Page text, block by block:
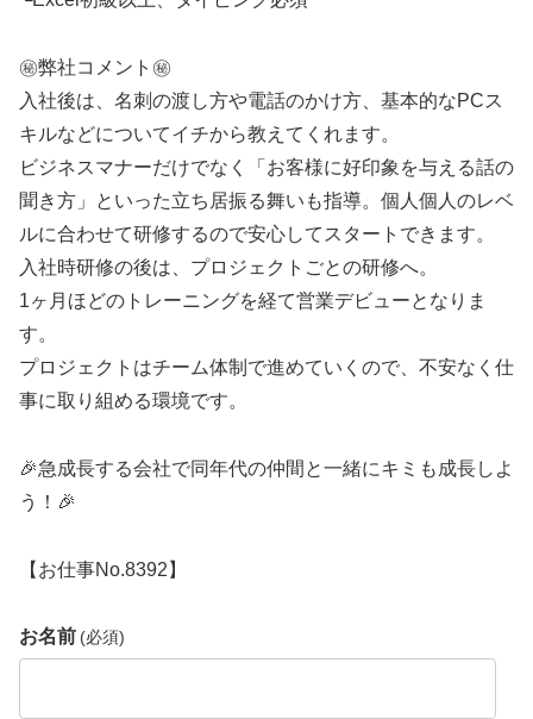
㊙️弊社コメント㊙️
入社後は、名刺の渡し方や電話のかけ方、基本的なPCス
キルなどについてイチから教えてくれます。
ビジネスマナーだけでなく「お客様に好印象を与える話の
聞き方」といった立ち居振る舞いも指導。個人個人のレベ
ルに合わせて研修するので安心してスタートできます。
入社時研修の後は、プロジェクトごとの研修へ。
1ヶ月ほどのトレーニングを経て営業デビューとなりま
す。
プロジェクトはチーム体制で進めていくので、不安なく仕
事に取り組める環境です。
🎉急成長する会社で同年代の仲間と一緒にキミも成長しよ
う！🎉
【お仕事No.8392】
お名前 (必須)